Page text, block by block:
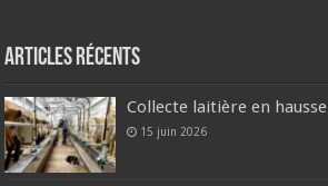
Articles récents
Collecte laitière en hausse
15 juin 2026